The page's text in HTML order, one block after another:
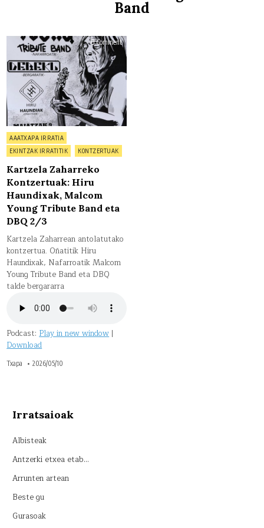
Band
0 Commenton
Kartzela
Zaharreko
Hiru
Haundixak,
Tribute
Band
eta
DBQ
2/3
Posted
in
AAATXAPA IRRATIA
EKINTZAK IRRATITIK
KONTZERTUAK
Kartzela Zaharreko
Kontzertuak: Hiru
Haundixak, Malcom
Young Tribute Band eta
DBQ 2/3
Kartzela Zaharrean antolatutako
kontzertua. Oñatitik Hiru
Haundixak, Nafarroatik Malcom
Young Tribute Band eta DBQ
talde bergararra
Podcast:Play in new window|
Download
Txapa 2026/05/10
Irratsaioak
Albisteak
Antzerki etxea etab…
Arrunten artean
Beste gu
Gurasoak